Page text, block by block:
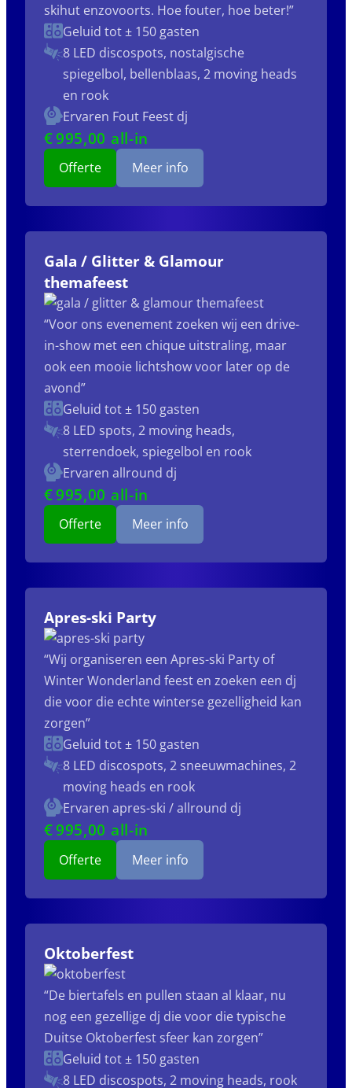
skihut enzovoorts. Hoe fouter, hoe beter!”
Geluid tot ± 150 gasten
8 LED discospots, nostalgische
spiegelbol, bellenblaas, 2 moving heads
en rook
Ervaren Fout Feest dj
€995,00 all-in
Offerte Meer info
Gala / Glitter & Glamour
themafeest
“Voor ons evenement zoeken wij een drive-
in-show met een chique uitstraling, maar
ook een mooie lichtshow voor later op de
avond”
Geluid tot ± 150 gasten
8 LED spots, 2 moving heads,
sterrendoek, spiegelbol en rook
Ervaren allround dj
€995,00 all-in
Offerte Meer info
Apres-ski Party
“Wij organiseren een Apres-ski Party of
Winter Wonderland feest en zoeken een dj
die voor die echte winterse gezelligheid kan
zorgen”
Geluid tot ± 150 gasten
8 LED discospots, 2 sneeuwmachines, 2
moving heads en rook
Ervaren apres-ski / allround dj
€995,00 all-in
Offerte Meer info
Oktoberfest
“De biertafels en pullen staan al klaar, nu
nog een gezellige dj die voor die typische
Duitse Oktoberfest sfeer kan zorgen”
Geluid tot ± 150 gasten
8 LED discospots, 2 moving heads, rook